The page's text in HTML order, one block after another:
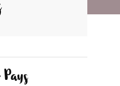
Pays